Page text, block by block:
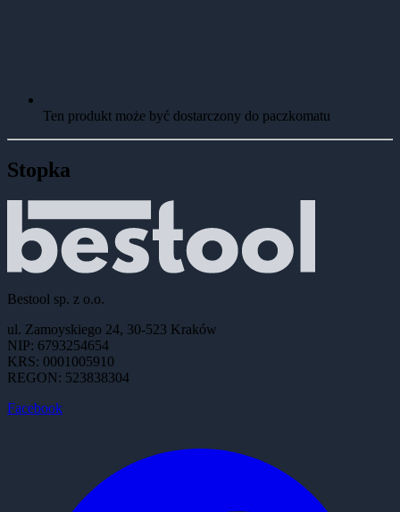
Ten produkt może być dostarczony do paczkomatu
Stopka
Bestool sp. z o.o.
ul. Zamoyskiego 24, 30-523 Kraków
NIP: 6793254654
KRS: 0001005910
REGON: 523838304
Facebook